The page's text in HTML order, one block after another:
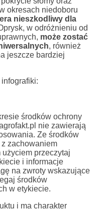
okresach niedoboru
nieszkodliwy dla
w odróżnieniu od
może zostać
, również
jeszcze bardziej
środków ochrony
nie zawierają
Ze środków
zachowaniem
przeczytaj
i informacje
na zwroty wskazujące
środków
w etykiecie.
i ma charakter